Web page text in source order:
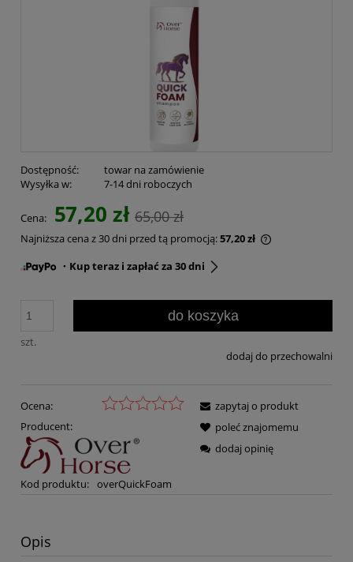
Dostępność:
towar na zamówienie
Wysyłka w:
7-14 dni roboczych
Cena: 57,20 zł 65,00 zł
Najniższa cena z 30 dni przed tą promocją:57,20 zł
・Kup teraz i zapłać za 30 dni
szt.
do koszyka
dodaj do przechowalni
Ocena:
Producent:
Kod produktu: overQuickFoam
zapytaj o produkt
poleć znajomemu
dodaj opinię
Opis